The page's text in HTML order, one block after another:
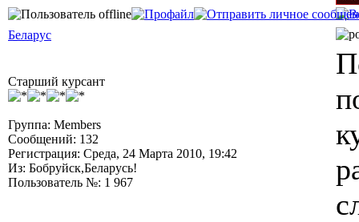
Беларус
Старший курсант
Группа: Members
Сообщений: 132
Регистрация: Среда, 24 Марта 2010, 19:42
Из: Бобруйск,Беларусь!
Пользователь №: 1 967